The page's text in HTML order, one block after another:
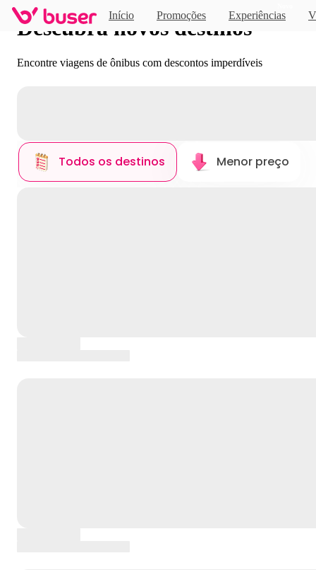
Início Promoções Experiências
Descubra novos destinos
Encontre viagens de ônibus com descontos imperdíveis
Todos os destinos Menor preço